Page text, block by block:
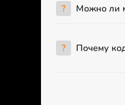
? Можно ли
? Почему